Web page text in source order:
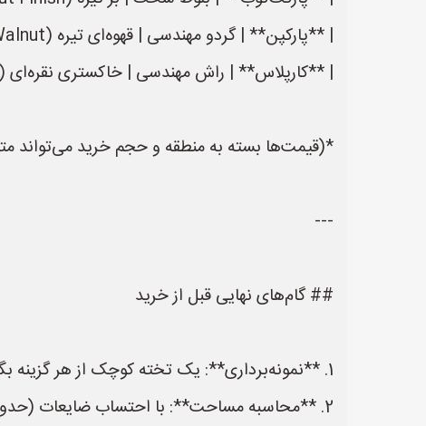
| **پارکپن** | گردو مهندسی | قهوه‌ای تیره (Dark Walnut) | 2 mm | ۲–۲.۸ میلیون تومان |
| **کارپلاس** | راش مهندسی | خاکستری نقره‌ای (Gray Oak) | 2 mm (لیست با پوستهٔ پلی‌اورتان) | ۱.۸–۲.۵ میلیون تومان |
*(قیمت‌ها بسته به منطقه و حجم خرید می‌تواند
---
## گام‌های نهایی قبل از خرید
1. **نمونه‌برداری**: یک تخته کوچک از هر گزینه بگیرید و در نور طبیعی و مصنوعی دفتر تست کنید.
2. **محاسبه مساحت**: با احتساب ضایعات (حدود ۱۰٪ برای برش) محاسبه کنید.